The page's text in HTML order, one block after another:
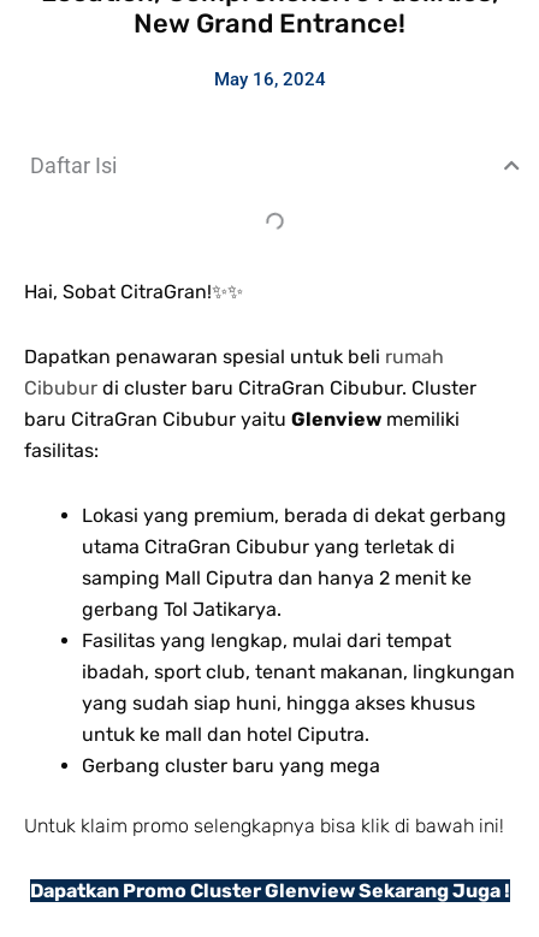
New Grand Entrance!
May 16, 2024
Daftar Isi
Hai, Sobat CitraGran!✨✨
Dapatkan penawaran spesial untuk beli rumah
Cibubur di cluster baru CitraGran Cibubur. Cluster
baru CitraGran Cibubur yaitu Glenview memiliki
fasilitas:
Lokasi yang premium, berada di dekat gerbang
utama CitraGran Cibubur yang terletak di
samping Mall Ciputra dan hanya 2 menit ke
gerbang Tol Jatikarya.
Fasilitas yang lengkap, mulai dari tempat
ibadah, sport club, tenant makanan, lingkungan
yang sudah siap huni, hingga akses khusus
untuk ke mall dan hotel Ciputra.
Gerbang cluster baru yang mega
Untuk klaim promo selengkapnya bisa klik di bawah ini!
Dapatkan Promo Cluster Glenview Sekarang Juga !